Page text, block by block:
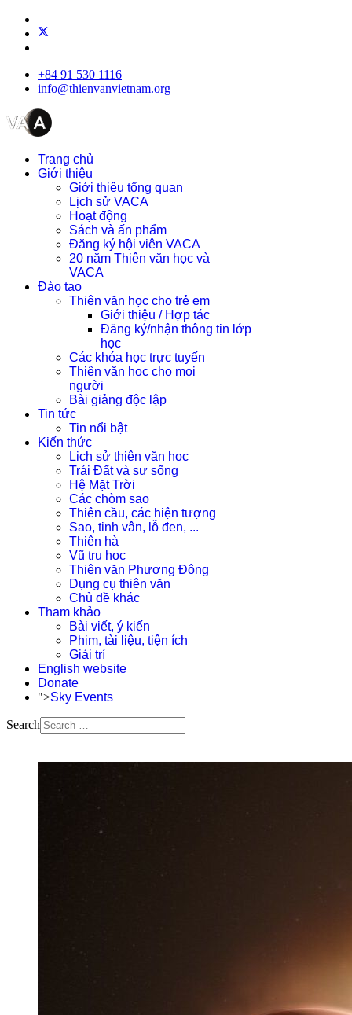
+84 91 530 1116
info@thienvanvietnam.org
Trang chủ
Giới thiệu
Giới thiệu tổng quan
Lịch sử VACA
Hoạt động
Sách và ấn phẩm
Đăng ký hội viên VACA
20 năm Thiên văn học và
VACA
Đào tạo
Thiên văn học cho trẻ em
Giới thiệu / Hợp tác
Đăng ký/nhận thông tin lớp
học
Các khóa học trực tuyến
Thiên văn học cho mọi
người
Bài giảng độc lập
Tin tức
Tin nổi bật
Kiến thức
Lịch sử thiên văn học
Trái Đất và sự sống
Hệ Mặt Trời
Các chòm sao
Thiên cầu, các hiện tượng
Sao, tinh vân, lỗ đen, ...
Thiên hà
Vũ trụ học
Thiên văn Phương Đông
Dụng cụ thiên văn
Chủ đề khác
Tham khảo
Bài viết, ý kiến
Phim, tài liệu, tiện ích
Giải trí
English website
Donate
">Sky Events
Search